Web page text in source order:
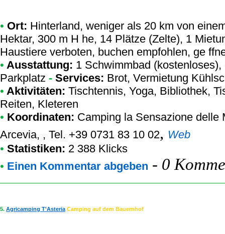
• Ort: Hinterland, weniger als 20 km von
Hektar, 300 m H he, 14 Plätze (Zelte), 1
Haustiere verboten, buchen empfohlen, ge
• Ausstattung: 1 Schwimmbad
Parkplatz - Services: Brot, Vermietung
• Aktivitäten: Tischtennis, Yoga, Bibliothek,
Reiten, Kleteren
• Koordinaten: Camping la Sensazione delle
Arcevia, , Tel. +39 0731 83 10 02, Web
• Statistiken: 2 388 Klicks
• Einen Kommentar abgeben - 0
5. Agricamping T'Asteria Camping auf dem Bauernhof